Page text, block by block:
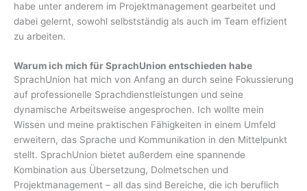
habe unter anderem im Projektmanagement gearbeitet und
dabei gelernt, sowohl selbstständig als auch im Team effizient
zu arbeiten.
Warum ich mich für SprachUnion entschieden habe
SprachUnion hat mich von Anfang an durch seine Fokussierung
auf professionelle Sprachdienstleistungen und seine
dynamische Arbeitsweise angesprochen. Ich wollte mein
Wissen und meine praktischen Fähigkeiten in einem Umfeld
erweitern, das Sprache und Kommunikation in den Mittelpunkt
stellt. SprachUnion bietet außerdem eine spannende
Kombination aus Übersetzung, Dolmetschen und
Projektmanagement – all das sind Bereiche, die ich beruflich